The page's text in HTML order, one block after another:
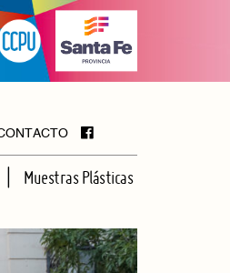
Muestras Plásticas